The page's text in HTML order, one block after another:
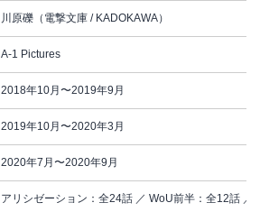
川原礫（電撃文庫 / KADOKAWA）
A-1 Pictures
2018年10月〜2019年9月
2019年10月〜2020年3月
2020年7月〜2020年9月
アリシゼーション：全24話 ／ WoU前半：全12話